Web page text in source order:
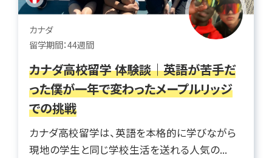
カナダ
留学期間：44週間
カナダ高校留学 体験談｜英語が苦手だ
った僕が一年で変わったメープルリッジ
での挑戦
カナダ高校留学は、英語を本格的に学びながら
現地の学生と同じ学校生活を送れる人気の...